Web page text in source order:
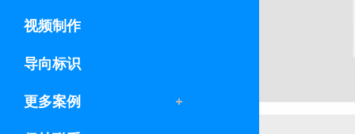
视频制作
导向标识
更多案例